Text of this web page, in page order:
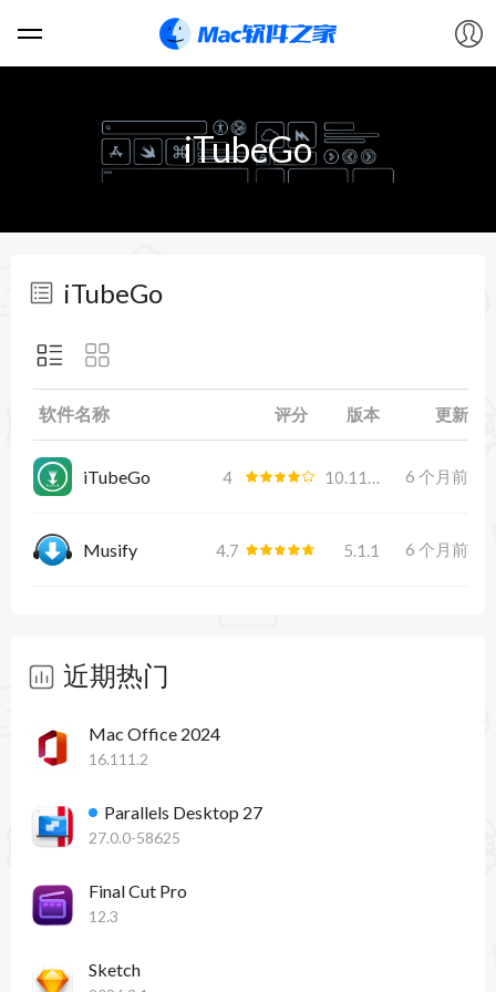
教程
论坛
VIP
iTubeGo
iTubeGo
软件名称 评分 版本 更新
iTubeGo 4 6 个月前
Musify 4.7 5.1.1 6 个月前
近期热门
Mac Office 2024
16.111.2
Parallels Desktop 27
27.0.0-58625
Final Cut Pro
12.3
Sketch